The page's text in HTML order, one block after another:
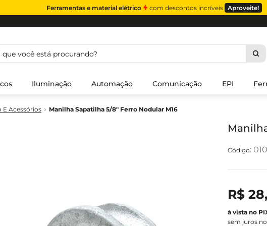
Ferramentas e material elétrico com descontos incríveis Aproveite!
você está procurando?
Iluminação Automação Comunicação EPI
E Acessórios Manilha Sapatilha 5/8" Ferro Nodular M16
:
R$ 28,
sem juros